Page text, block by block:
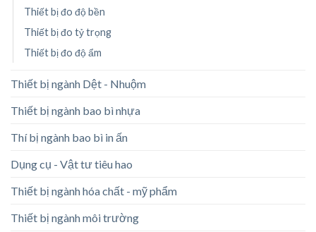
Thiết bị đo độ bền
Thiết bị đo tỷ trọng
Thiết bị đo độ ẩm
Thiết bị ngành Dệt - Nhuộm
Thiết bị ngành bao bì nhựa
Thí bị ngành bao bì in ấn
Dụng cụ - Vật tư tiêu hao
Thiết bị ngành hóa chất - mỹ phẩm
Thiết bị ngành môi trường